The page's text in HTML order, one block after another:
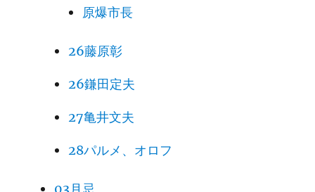
原爆市長
26藤原彰
26鎌田定夫
27亀井文夫
28パルメ、オロフ
03月忌